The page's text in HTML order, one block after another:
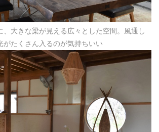
、大きな梁が見える広々とした空間。風通し
がたくさん入るのが気持ちいい